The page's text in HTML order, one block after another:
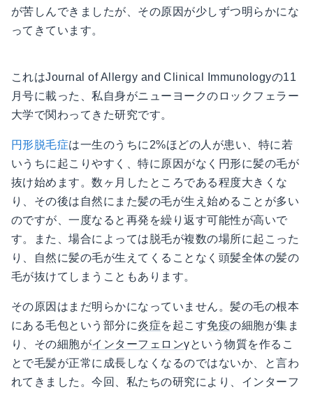
が苦しんできましたが、その原因が少しずつ明らかにな
ってきています。
これはJournal of Allergy and Clinical Immunologyの11
月号に載った、私自身がニューヨークのロックフェラー
大学で関わってきた研究です。
円形脱毛症は一生のうちに2%ほどの人が患い、特に若
いうちに起こりやすく、特に原因がなく円形に髪の毛が
抜け始めます。数ヶ月したところである程度大きくな
り、その後は自然にまた髪の毛が生え始めることが多い
のですが、一度なると再発を繰り返す可能性が高いで
す。また、場合によっては脱毛が複数の場所に起こった
り、自然に髪の毛が生えてくることなく頭髪全体の髪の
毛が抜けてしまうこともあります。
その原因はまだ明らかになっていません。髪の毛の根本
にある毛包という部分に炎症を起こす免疫の細胞が集ま
り、その細胞がインターフェロンγという物質を作るこ
とで毛髪が正常に成長しなくなるのではないか、と言わ
れてきました。今回、私たちの研究により、インターフ